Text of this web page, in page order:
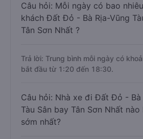
Câu hỏi: Mỗi ngày có bao
khách Đất Đỏ - Bà Rịa-Vũng
Tân Sơn Nhất ?
Trả lời: Trung bình mỗi ngày có
bắt đầu từ 1:20 đến 18:30.
Câu hỏi: Nhà xe đi Đất Đỏ - Bà
Tàu Sân bay Tân Sơn Nhất nào
sớm nhất?